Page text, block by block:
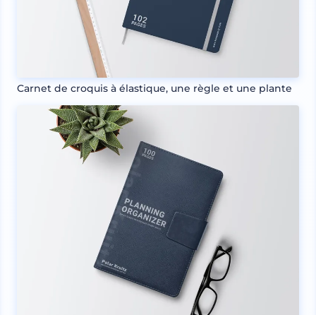
Carnet de croquis à élastique, une règle et une plante